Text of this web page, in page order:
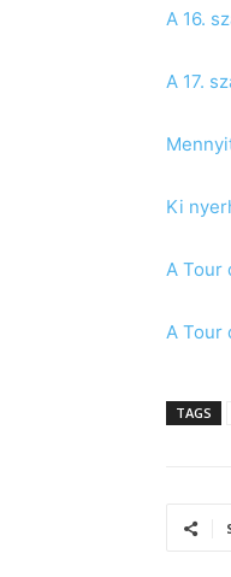
A 16.
A 17.
Ki
A Tour
A Tour
TAGS